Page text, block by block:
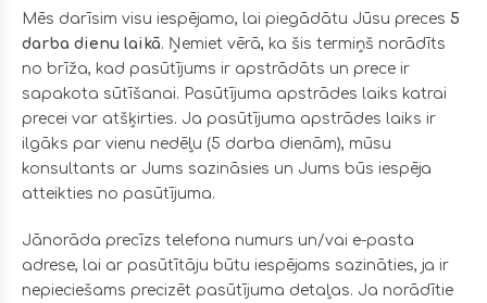
Mēs darīsim visu iespējamo, lai piegādātu Jūsu preces 5
darba dienu laikā. Ņemiet vērā, ka šis termiņš norādīts
no brīža, kad pasūtījums ir apstrādāts un prece ir
sapakota sūtīšanai. Pasūtījuma apstrādes laiks katrai
precei var atšķirties. Ja pasūtījuma apstrādes laiks ir
ilgāks par vienu nedēļu (5 darba dienām), mūsu
konsultants ar Jums sazināsies un Jums būs iespēja
atteikties no pasūtījuma.
Jānorāda precīzs telefona numurs un/vai e-pasta
adrese, lai ar pasūtītāju būtu iespējams sazināties, ja ir
nepieciešams precizēt pasūtījuma detaļas. Ja norādītie